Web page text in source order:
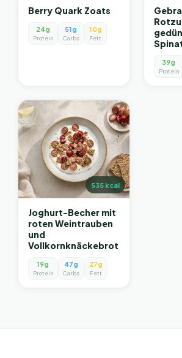
Berry Quark Zoats
24g
Protein
51g
Carbs
10g
Fett
39g
Protein
535kcal
Joghurt-Becher mit
roten Weintrauben
und
Vollkornknäckebrot
19g
Protein
47g
Carbs
27g
Fett